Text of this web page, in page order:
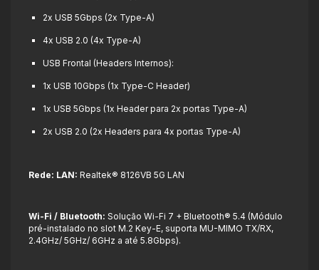
2x USB 5Gbps (2x Type-A)
4x USB 2.0 (4x Type-A)
USB Frontal (Headers Internos):
1x USB 10Gbps (1x Type-C Header)
1x USB 5Gbps (1x Header para 2x portas Type-A)
2x USB 2.0 (2x Headers para 4x portas Type-A)
Rede: LAN: Realtek® 8126VB 5G LAN
Wi-Fi / Bluetooth: Solução Wi-Fi 7 + Bluetooth® 5.4 (Módulo
pré-instalado no slot M.2 Key-E, suporta MU-MIMO TX/RX,
2.4GHz/ 5GHz/ 6GHz a até 5.8Gbps).